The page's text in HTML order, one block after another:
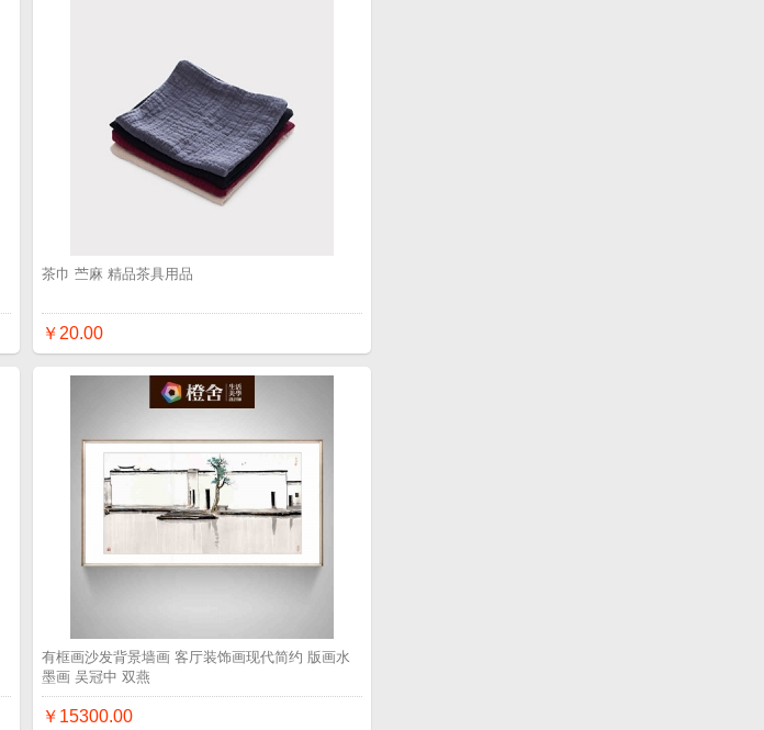
茶巾 苎麻 精品茶具用品
￥20.00
有框画沙发背景墙画 客厅装饰画现代简约 版画水
墨画 吴冠中 双燕
￥15300.00